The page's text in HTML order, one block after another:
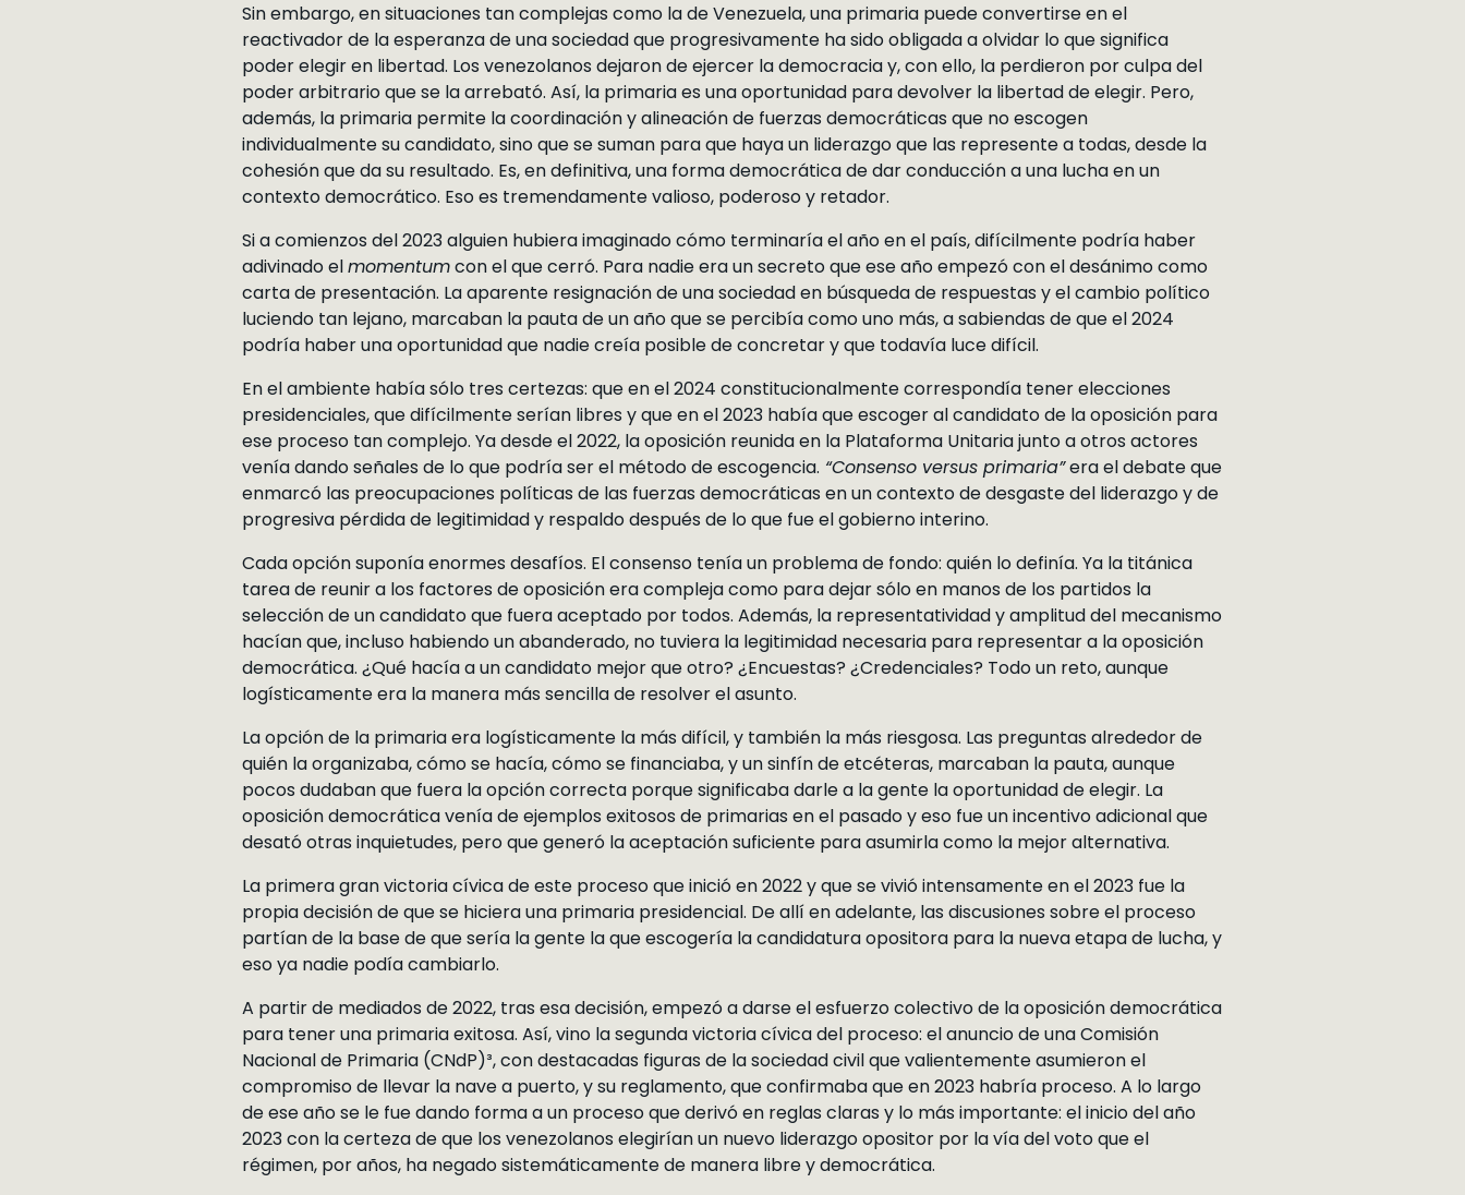
Sin embargo, en situaciones tan complejas como la de Venezuela, una primaria puede convertirse en el
reactivador de la esperanza de una sociedad que progresivamente ha sido obligada a olvidar lo que significa
poder elegir en libertad. Los venezolanos dejaron de ejercer la democracia y, con ello, la perdieron por culpa del
poder arbitrario que se la arrebató. Así, la primaria es una oportunidad para devolver la libertad de elegir. Pero,
además, la primaria permite la coordinación y alineación de fuerzas democráticas que no escogen
individualmente su candidato, sino que se suman para que haya un liderazgo que las represente a todas, desde la
cohesión que da su resultado. Es, en definitiva, una forma democrática de dar conducción a una lucha en un
contexto democrático. Eso es tremendamente valioso, poderoso y retador.
Si a comienzos del 2023 alguien hubiera imaginado cómo terminaría el año en el país, difícilmente podría haber
adivinado elmomentumcon el que cerró. Para nadie era un secreto que ese año empezó con el desánimo como
carta de presentación. La aparente resignación de una sociedad en búsqueda de respuestas y el cambio político
luciendo tan lejano, marcaban la pauta de un año que se percibía como uno más, a sabiendas de que el 2024
podría haber una oportunidad que nadie creía posible de concretar y que todavía luce difícil.
En el ambiente había sólo tres certezas: que en el 2024 constitucionalmente correspondía tener elecciones
presidenciales, que difícilmente serían libres y que en el 2023 había que escoger al candidato de la oposición para
ese proceso tan complejo. Ya desde el 2022, la oposición reunida en la Plataforma Unitaria junto a otros actores
venía dando señales de lo que podría ser el método de escogencia. “Consenso versus primaria”era el debate que
enmarcó las preocupaciones políticas de las fuerzas democráticas en un contexto de desgaste del liderazgo y de
progresiva pérdida de legitimidad y respaldo después de lo que fue el gobierno interino.
Cada opción suponía enormes desafíos. El consenso tenía un problema de fondo: quién lo definía. Ya la titánica
tarea de reunir a los factores de oposición era compleja como para dejar sólo en manos de los partidos la
selección de un candidato que fuera aceptado por todos. Además, la representatividad y amplitud del mecanismo
hacían que, incluso habiendo un abanderado, no tuviera la legitimidad necesaria para representar a la oposición
democrática. ¿Qué hacía a un candidato mejor que otro? ¿Encuestas? ¿Credenciales? Todo un reto, aunque
logísticamente era la manera más sencilla de resolver el asunto.
La opción de la primaria era logísticamente la más difícil, y también la más riesgosa. Las preguntas alrededor de
quién la organizaba, cómo se hacía, cómo se financiaba, y un sinfín de etcéteras, marcaban la pauta, aunque
pocos dudaban que fuera la opción correcta porque significaba darle a la gente la oportunidad de elegir. La
oposición democrática venía de ejemplos exitosos de primarias en el pasado y eso fue un incentivo adicional que
desató otras inquietudes, pero que generó la aceptación suficiente para asumirla como la mejor alternativa.
La primera gran victoria cívica de este proceso que inició en 2022 y que se vivió intensamente en el 2023 fue la
propia decisión de que se hiciera una primaria presidencial. De allí en adelante, las discusiones sobre el proceso
partían de la base de que sería la gente la que escogería la candidatura opositora para la nueva etapa de lucha, y
eso ya nadie podía cambiarlo.
A partir de mediados de 2022, tras esa decisión, empezó a darse el esfuerzo colectivo de la oposición democrática
para tener una primaria exitosa. Así, vino la segunda victoria cívica del proceso: el anuncio de una Comisión
Nacional de Primaria (CNdP)³, con destacadas figuras de la sociedad civil que valientemente asumieron el
compromiso de llevar la nave a puerto, y su reglamento, que confirmaba que en 2023 habría proceso. A lo largo
de ese año se le fue dando forma a un proceso que derivó en reglas claras y lo más importante: el inicio del año
2023 con la certeza de que los venezolanos elegirían un nuevo liderazgo opositor por la vía del voto que el
régimen, por años, ha negado sistemáticamente de manera libre y democrática.